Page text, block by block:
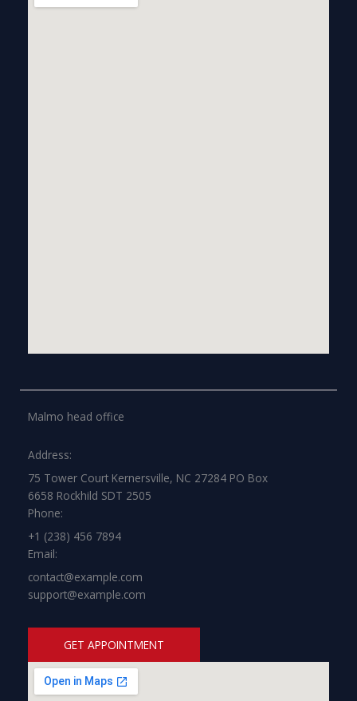
Malmo head office
Address:
75 Tower Court Kernersville, NC 27284 PO Box
6658 Rockhild SDT 2505
Phone:
+1 (238) 456 7894
Email:
contact@example.com
support@example.com
GET APPOINTMENT